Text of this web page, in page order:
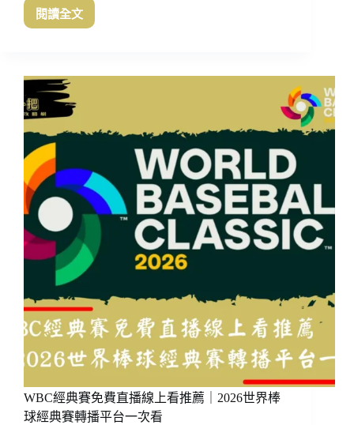
閱讀全文
運
典
賽
下
注
麼
下？
新
必
看
懶
人
包
WBC經典賽免費直播線上看推薦｜2026世界棒
球經典賽轉播平台一次看